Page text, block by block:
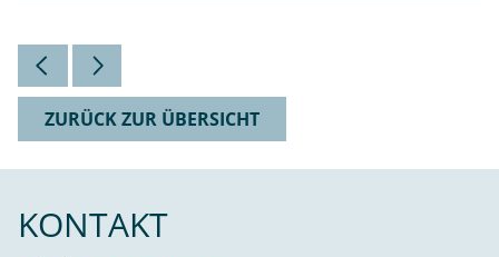
ZURÜCK ZUR ÜBERSICHT
KONTAKT